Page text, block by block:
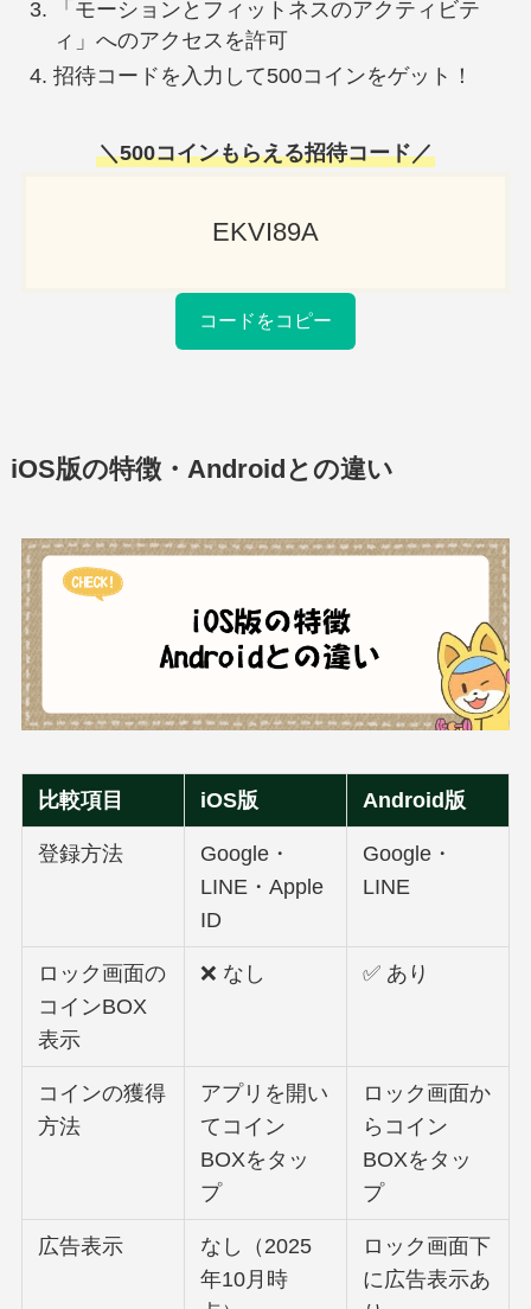
「モーションとフィットネスのアクティビテ
ィ」へのアクセスを許可
招待コードを入力して500コインをゲット！
＼500コインもらえる招待コード／
EKVI89A
コードをコピー
iOS版の特徴・Androidとの違い
比較項目 iOS版 Android版
登録方法
Google・
LINE・Apple
ID
Google・
LINE
ロック画面の
コインBOX
表示
❌ なし ✅ あり
コインの獲得
方法
アプリを開い
てコイン
BOXをタッ
プ
ロック画面か
らコイン
BOXをタッ
プ
広告表示
なし（2025
年10月時
ロック画面下
に広告表示あ